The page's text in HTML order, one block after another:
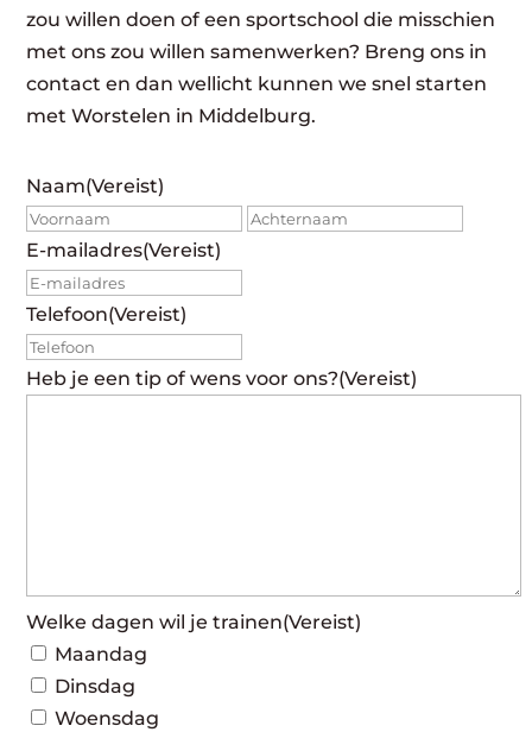
zou willen doen of een sportschool die misschien
met ons zou willen samenwerken? Breng ons in
contact en dan wellicht kunnen we snel starten
met Worstelen in Middelburg.
Naam(Vereist)
Voornaam
E-mailadres(Vereist)
Telefoon(Vereist)
Heb je een tip of wens voor ons?(Vereist)
Welke dagen wil je trainen(Vereist)
Maandag
Dinsdag
Woensdag